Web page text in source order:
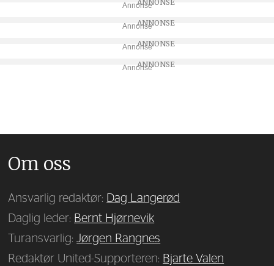
Annonse
Annonse
Annonse
Annonse
Om oss
Ansvarlig redaktør: Dag Langerød
Daglig leder: Bernt Hjørnevik
Turansvarlig:Jørgen Rangnes
Redaktør United-Supporteren: Bjarte Valen